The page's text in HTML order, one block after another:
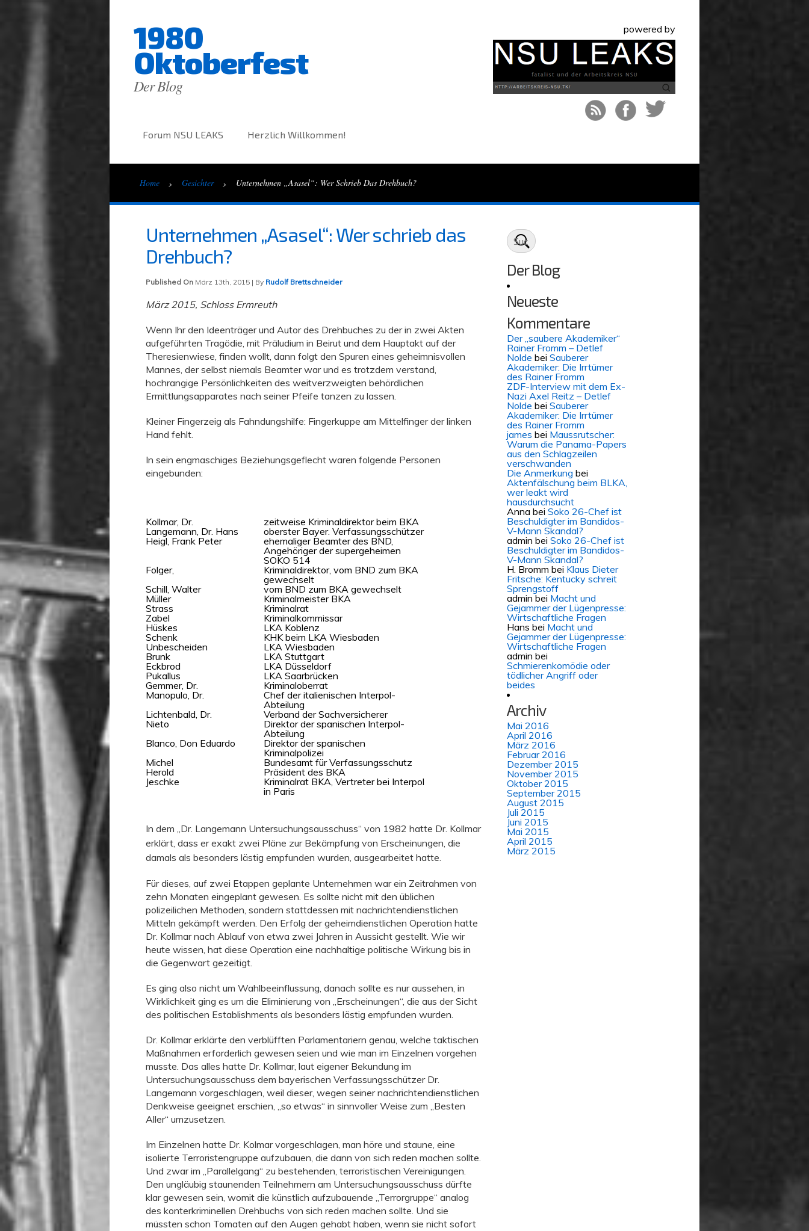
1980
Oktoberfest
Der Blog
powered by
Forum NSU LEAKS Herzlich Willkommen!
Home › Gesichter › Unternehmen „Asasel“: Wer Schrieb Das Drehbuch?
Unternehmen „Asasel“: Wer schrieb das
Drehbuch?
Published On März 13th, 2015 | By Rudolf Brettschneider
März 2015, Schloss Ermreuth
Wenn Ihr den Ideenträger und Autor des Drehbuches zu der in zwei Akten
aufgeführten Tragödie, mit Präludium in Beirut und dem Hauptakt auf der
Theresienwiese, finden wollt, dann folgt den Spuren eines geheimnisvollen
Mannes, der selbst niemals Beamter war und es trotzdem verstand,
hochrangige Persönlichkeiten des weitverzweigten behördlichen
Ermittlungsapparates nach seiner Pfeife tanzen zu lassen.
Kleiner Fingerzeig als Fahndungshilfe: Fingerkuppe am Mittelfinger der linken
Hand fehlt.
In sein engmaschiges Beziehungsgeflecht waren folgende Personen
eingebunden:
Kollmar, Dr.
zeitweise Kriminaldirektor beim BKA
Langemann, Dr. Hans
oberster Bayer. Verfassungsschützer
Heigl, Frank Peter
ehemaliger Beamter des BND,
Angehöriger der supergeheimen
SOKO 514
Folger,
Kriminaldirektor, vom BND zum BKA
gewechselt
Schill, Walter
vom BND zum BKA gewechselt
Müller
Kriminalmeister BKA
Strass
Kriminalrat
Zabel
Kriminalkommissar
Hüskes
LKA Koblenz
Schenk
KHK beim LKA Wiesbaden
Unbescheiden
LKA Wiesbaden
Brunk
LKA Stuttgart
Eckbrod
LKA Düsseldorf
Pukallus
LKA Saarbrücken
Gemmer, Dr.
Kriminaloberrat
Manopulo, Dr.
Chef der italienischen Interpol-
Abteilung
Lichtenbald, Dr.
Verband der Sachversicherer
Nieto
Direktor der spanischen Interpol-
Abteilung
Blanco, Don Eduardo
Direktor der spanischen
Kriminalpolizei
Michel
Bundesamt für Verfassungsschutz
Herold
Präsident des BKA
Jeschke
Kriminalrat BKA, Vertreter bei Interpol
in Paris
In dem „Dr. Langemann Untersuchungsausschuss“ von 1982 hatte Dr. Kollmar
erklärt, dass er exakt zwei Pläne zur Bekämpfung von Erscheinungen, die
damals als besonders lästig empfunden wurden, ausgearbeitet hatte.
Für dieses, auf zwei Etappen geplante Unternehmen war ein Zeitrahmen von
zehn Monaten eingeplant gewesen. Es sollte nicht mit den üblichen
polizeilichen Methoden, sondern stattdessen mit nachrichtendienstlichen
Mitteln gekämpft werden. Den Erfolg der geheimdienstlichen Operation hatte
Dr. Kollmar nach Ablauf von etwa zwei Jahren in Aussicht gestellt. Wie wir
heute wissen, hat diese Operation eine nachhaltige politische Wirkung bis in
die Gegenwart gezeitigt.
Es ging also nicht um Wahlbeeinflussung, danach sollte es nur aussehen, in
Wirklichkeit ging es um die Eliminierung von „Erscheinungen“, die aus der Sicht
des politischen Establishments als besonders lästig empfunden wurden.
Dr. Kollmar erklärte den verblüfften Parlamentariern genau, welche taktischen
Maßnahmen erforderlich gewesen seien und wie man im Einzelnen vorgehen
musste. Das alles hatte Dr. Kollmar, laut eigener Bekundung im
Untersuchungsausschuss dem bayerischen Verfassungsschützer Dr.
Langemann vorgeschlagen, weil dieser, wegen seiner nachrichtendienstlichen
Denkweise geeignet erschien, „so etwas“ in sinnvoller Weise zum „Besten
Aller“ umzusetzen.
Im Einzelnen hatte Dr. Kolmar vorgeschlagen, man höre und staune, eine
isolierte Terroristengruppe aufzubauen, die dann von sich reden machen sollte.
Und zwar im „Parallelgang“ zu bestehenden, terroristischen Vereinigungen.
Den ungläubig staunenden Teilnehmern am Untersuchungsausschuss dürfte
klar gewesen sein, womit die künstlich aufzubauende „Terrorgruppe“ analog
des konterkriminellen Drehbuchs von sich reden machen sollte. Und sie
müssten schon Tomaten auf den Augen gehabt haben, wenn sie nicht sofort
Der Blog
Neueste
Kommentare
Der „saubere Akademiker“
Rainer Fromm – Detlef
Nolde bei Sauberer
Akademiker: Die Irrtümer
des Rainer Fromm
ZDF-Interview mit dem Ex-
Nazi Axel Reitz – Detlef
Nolde bei Sauberer
Akademiker: Die Irrtümer
des Rainer Fromm
james bei Maussrutscher:
Warum die Panama-Papers
aus den Schlagzeilen
verschwanden
Die Anmerkung bei
Aktenfälschung beim BLKA,
wer leakt wird
hausdurchsucht
Anna bei Soko 26-Chef ist
Beschuldigter im Bandidos-
V-Mann Skandal?
admin bei Soko 26-Chef ist
Beschuldigter im Bandidos-
V-Mann Skandal?
H. Bromm bei Klaus Dieter
Fritsche: Kentucky schreit
Sprengstoff
admin bei Macht und
Gejammer der Lügenpresse:
Wirtschaftliche Fragen
Hans bei Macht und
Gejammer der Lügenpresse:
Wirtschaftliche Fragen
admin bei
Schmierenkomödie oder
tödlicher Angriff oder
beides
Archiv
Mai 2016
April 2016
März 2016
Februar 2016
Dezember 2015
November 2015
Oktober 2015
September 2015
August 2015
Juli 2015
Juni 2015
Mai 2015
April 2015
März 2015